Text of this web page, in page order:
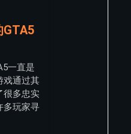
一直是
戏通过其
很多忠实
多玩家寻